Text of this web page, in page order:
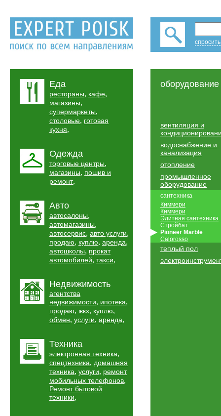
Еда
рестораны, кафе,
магазины,
супермаркеты,
столовые, готовая
кухня,
Одежда
торговые центры,
магазины, пошив и
ремонт,
Авто
автосалоны,
автомагазины,
автосервис, авто услуги,
продаю, куплю, аренда,
автошколы, прокат
автомобилей, такси,
Недвижимость
агентства
недвижимости, ипотека,
продаю, жкх, куплю,
обмен, услуги, аренда,
Техника
электронная техника,
спецтехника, домашняя
техника, услуги, ремонт
мобильных телефонов,
Ремонт бытовой
техники,
оборудование
вентиляция и
водоснабжение и
канализация
отопление
промышленное
оборудование
сантехника
Киммери
Киммери
Элитная сантехника
Стройбат
Pioneer Marble
Calorosso
теплый пол